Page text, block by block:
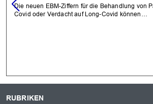
Die neuen EBM-Ziffern für die Behandlung von
Covid oder Verdacht auf Long-Covid können…
RUBRIKEN